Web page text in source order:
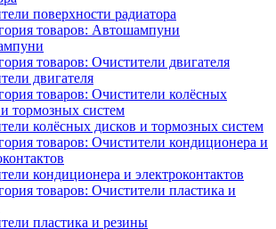
поверхности радиатора
двигателя
колёсных дисков и тормозных систем
кондиционера и электроконтактов
пластика и резины